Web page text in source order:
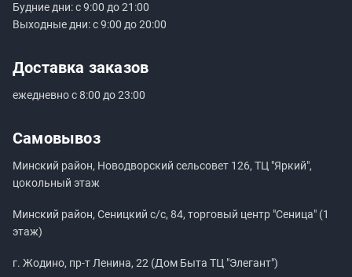
Будние дни: с 9:00 до 21:00
Выходные дни: с 9:00 до 20:00
Доставка заказов
ежедневно с 8:00 до 23:00
Самовывоз
Минский район, Новодворский сельсовет 126, ТЦ "Яркий",
цокольный этаж
Минский район, Сеницкий с/с, 84, торговый центр "Сеница" (1
этаж)
г. Жодино, пр-т Ленина, 22 (Дом Быта ТЦ "Элегант")